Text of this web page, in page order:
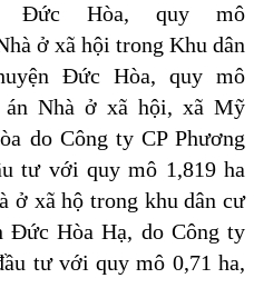
Đức Hòa, quy mô
ở xã hội trong Khu dân
Đức Hòa, quy mô
án Nhà ở xã hội, xã Mỹ
do Công ty CP Phương
tư với quy mô 1,819 ha
ở xã hộ trong khu dân cư
Đức Hòa Hạ, do Công ty
tư với quy mô 0,71 ha,